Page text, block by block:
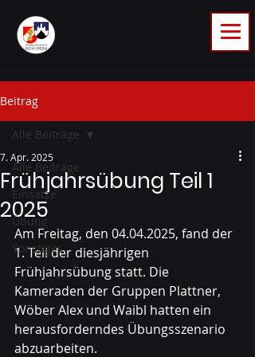
Beitrag
Alle Beiträge
Einsätze
Übung
Sonstiges
Alle Beiträge
Frühjahrsübung Teil 1
2025
7. Apr. 2025
Am Freitag, den 04.04.2025, fand der
1. Teil der diesjährigen
Frühjahrsübung statt. Die
Kameraden der Gruppen Plattner,
Wöber Alex und Waibl hatten ein
herausforderndes Übungsszenario
abzuarbeiten.